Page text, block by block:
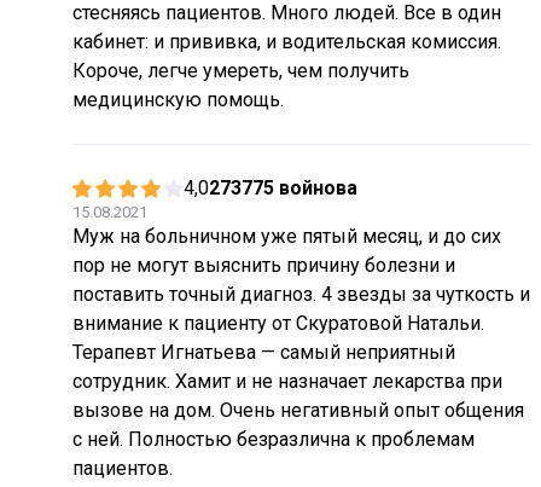
стесняясь пациентов. Много людей. Все в один
кабинет: и прививка, и водительская комиссия.
Короче, легче умереть, чем получить
медицинскую помощь.
4,0273775 войнова
15.08.2021
Муж на больничном уже пятый месяц, и до сих
пор не могут выяснить причину болезни и
поставить точный диагноз. 4 звезды за чуткость и
внимание к пациенту от Скуратовой Натальи.
Терапевт Игнатьева — самый неприятный
сотрудник. Хамит и не назначает лекарства при
вызове на дом. Очень негативный опыт общения
с ней. Полностью безразлична к проблемам
пациентов.